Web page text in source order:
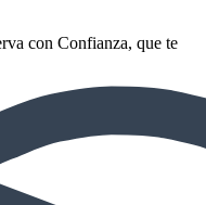
con Confianza, que te